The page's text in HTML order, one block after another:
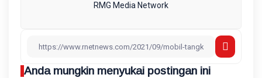
RMG Media Network
Anda mungkin menyukai postingan ini